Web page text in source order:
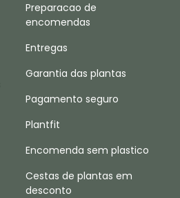
Preparacao de
encomendas
Entregas
Garantia das plantas
Pagamento seguro
Plantfit
Encomenda sem plastico
Cestas de plantas em
desconto